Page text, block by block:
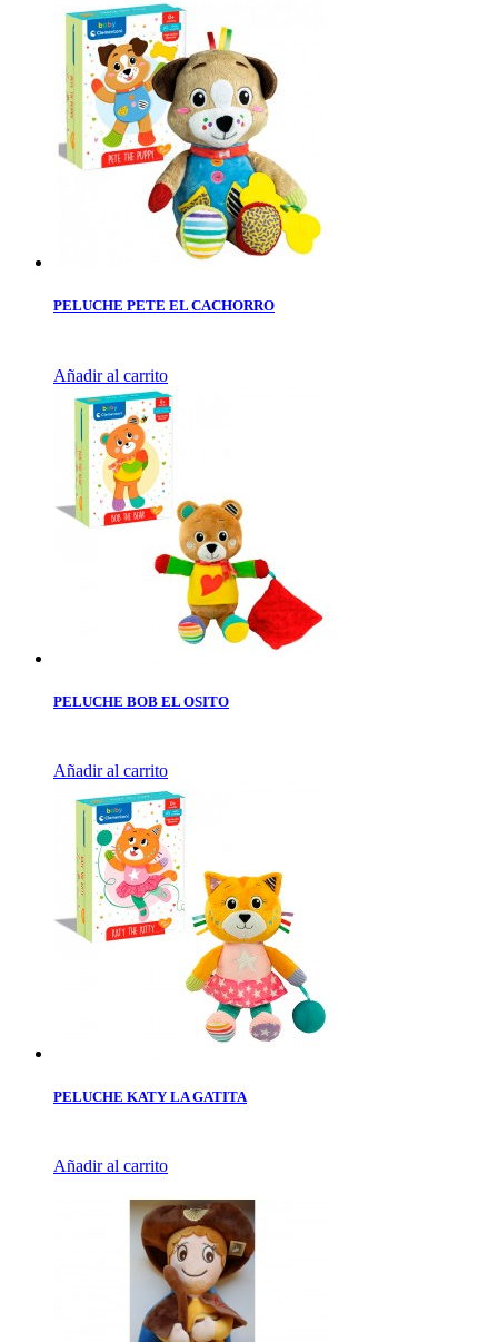
PELUCHE PETE EL CACHORRO
Añadir al carrito
PELUCHE BOB EL OSITO
Añadir al carrito
PELUCHE KATY LA GATITA
Añadir al carrito